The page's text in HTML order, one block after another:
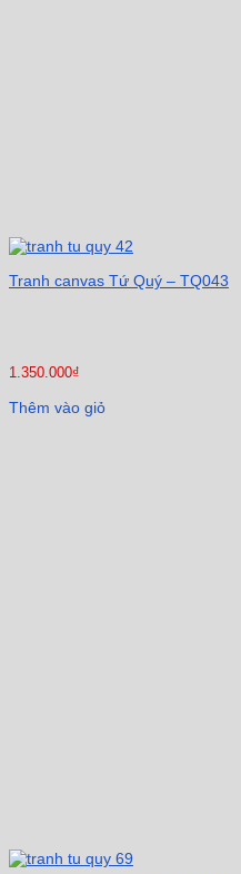
Tranh canvas Tứ Quý – TQ043
1.350.000₫
Thêm vào giỏ